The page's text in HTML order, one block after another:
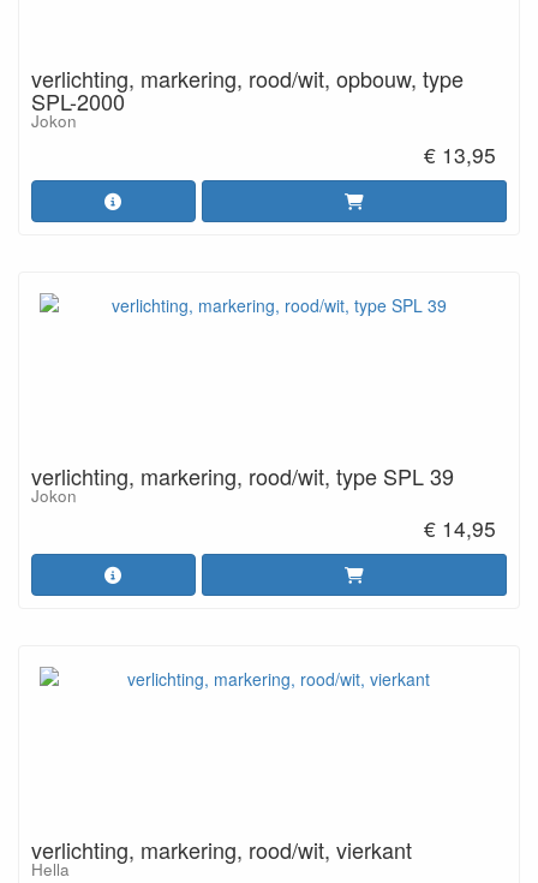
verlichting, markering, rood/wit, opbouw, type
SPL-2000
Jokon
€ 13,95
verlichting, markering, rood/wit, type SPL 39
Jokon
€ 14,95
verlichting, markering, rood/wit, vierkant
Hella